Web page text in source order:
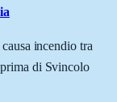
incendio tra
di Svincolo